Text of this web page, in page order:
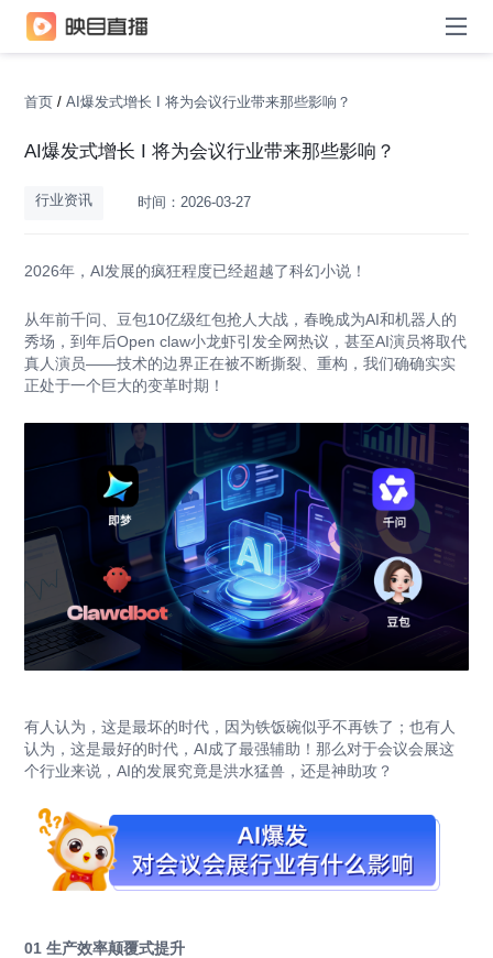
首页 / AI爆发式增长 I 将为会议行业带来那些影响？
AI爆发式增长 I 将为会议行业带来那些影响？
行业资讯 时间：2026-03-27
2026年，AI发展的疯狂程度已经超越了科幻小说！
从年前千问、豆包10亿级红包抢人大战，春晚成为AI和机器人的
秀场，到年后Open claw小龙虾引发全网热议，甚至AI演员将取代
真人演员——技术的边界正在被不断撕裂、重构，我们确确实实
正处于一个巨大的变革时期！
有人认为，这是最坏的时代，因为铁饭碗似乎不再铁了；也有人
认为，这是最好的时代，AI成了最强辅助！那么对于会议会展这
个行业来说，AI的发展究竟是洪水猛兽，还是神助攻？
01 生产效率颠覆式提升